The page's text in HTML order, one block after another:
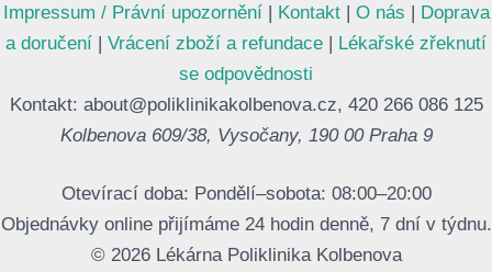
Impressum / Právní upozornění| Kontakt| O nás | Doprava
a doručení | Vrácení zboží a refundace | Lékařské zřeknutí
se odpovědnosti
Kontakt: about@poliklinikakolbenova.cz, 420 266 086 125
Kolbenova 609/38, Vysočany, 190 00 Praha 9
Otevírací doba: Pondělí–sobota: 08:00–20:00
Objednávky online přijímáme 24 hodin denně, 7 dní v týdnu.
© 2026 Lékárna Poliklinika Kolbenova